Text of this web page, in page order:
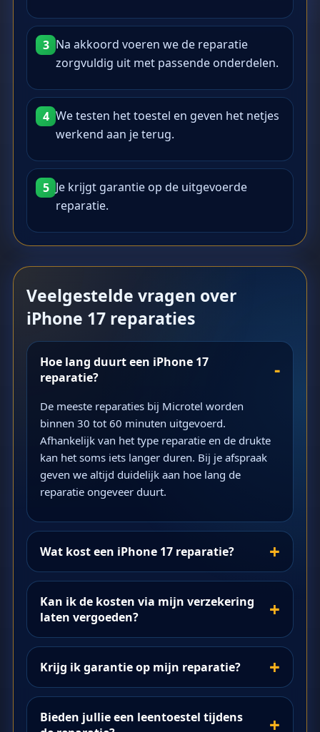
3 Na akkoord voeren we de reparatie
zorgvuldig uit met passende onderdelen.
4 We testen het toestel en geven het netjes
werkend aan je terug.
5 Je krijgt garantie op de uitgevoerde
reparatie.
Veelgestelde vragen over
iPhone 17 reparaties
Hoe lang duurt een iPhone 17
reparatie?
De meeste reparaties bij Microtel worden
binnen 30 tot 60 minuten uitgevoerd.
Afhankelijk van het type reparatie en de drukte
kan het soms iets langer duren. Bij je afspraak
geven we altijd duidelijk aan hoe lang de
reparatie ongeveer duurt.
Wat kost een iPhone 17 reparatie?
Kan ik de kosten via mijn verzekering
laten vergoeden?
Krijg ik garantie op mijn reparatie?
Bieden jullie een leentoestel tijdens